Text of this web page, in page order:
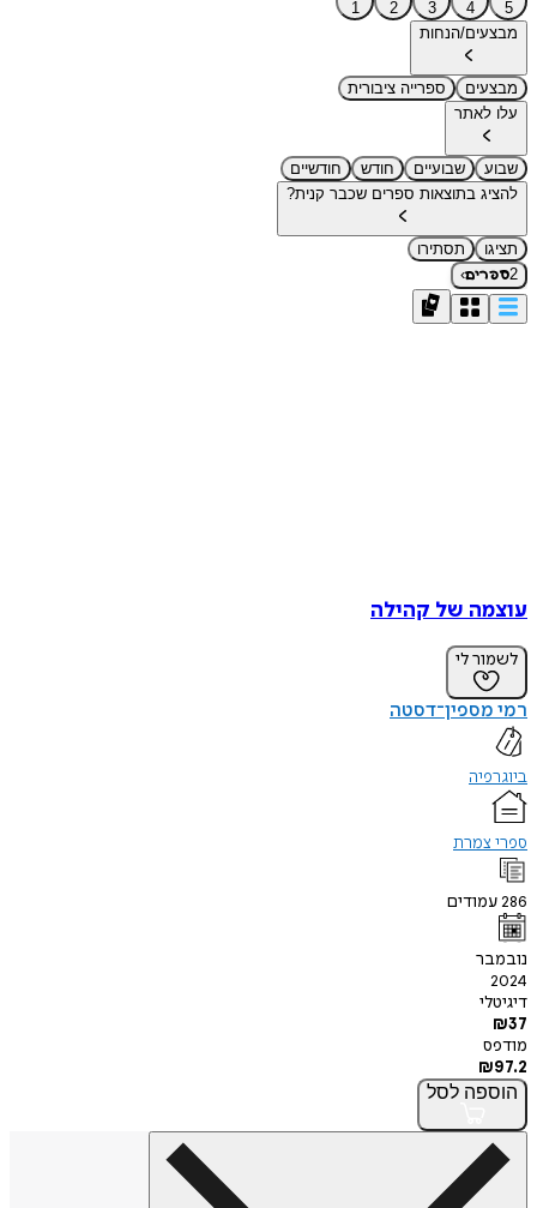
5
4
3
2
1
מבצעים/הנחות
מבצעים
ספרייה ציבורית
עלו לאתר
שבוע שבועיים חודש
חודשיים
להציג בתוצאות ספרים שכבר קנית?
תציגו
תסתירו
2ספרים›
עוצמה של קהילה
לשמור לי
רמי מספין־דסטה
ביוגרפיה
ספרי צמרת
286עמודים
נובמבר
2024
דיגיטלי
₪37
מודפס
₪97.2
הוספה לסל